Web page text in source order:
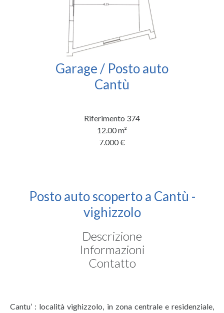
Garage / Posto auto
Cantù
Riferimento 374
12.00m²
7.000 €
Posto auto scoperto a Cantù -
vighizzolo
Descrizione
Informazioni
Contatto
Cantu’ : località vighizzolo, in zona centrale e residenziale,